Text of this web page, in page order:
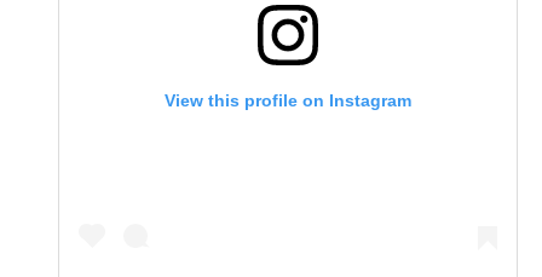
View this profile on Instagram